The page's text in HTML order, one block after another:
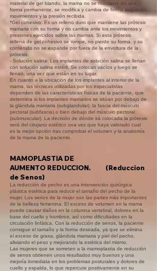
material de gel blando, la mama no se mantiene en una
forma permanente, se modifica y cambia de forma según los
movimientos y la presión recibida.
*Gel cohesivo: Es un relleno duro que mantiene las prótesis
mamaria con su forma y no cambia ante los movimientos y
presiones ejercidos sobre las mamas. Si esta prótesis
rellena de gel cohesivo se rompe, no pierde su forma, y su
contenido no se expande por fuera de la envoltura de la
prótesis.
- Solución salina: Los implantes de solución salina se llenan
con solución salina estéril. Se colocan vacíos y luego se
llenan, una vez que están en su lugar.
En cuanto a la ubicación de los implantes al interior de la
mama, las técnicas utilizadas por los especialistas
dependen de las características físicas de la paciente, que
determina si los implantes mamarios se sitúan por debajo de
la glándula mamaria (subglandular), la fascia del músculo
pectoral (subfascia) o bien debajo del músculo pectoral
(submuscular). La decisión de dónde irá colocada la prótesis
será del cirujano estético una vez que haya valorado cual
es la mejor opción tras comprobar el volumen y la anatomía
de la mama de la paciente.
MAMOPLASTIA DE
AUMENTO REDUCCION. (Reduccion
de Senos)
La reducción de pecho es una intervención quirúrgica
plástica estética para reducir el tamaño del pecho de la
mujer. Los senos de la mujer son las partes más importantes
de la belleza femenina. El exceso de volumen en la mama
puede causar daños en la columna vertebral, dolores en la
base del cuello y hombros, así como dificultades en la
circulación linfática. Con la reducción de senos, la paciente
consigue el tamaño y la forma deseada, ya que se elimina
el exceso de grasa, glándula mamaria y piel del pecho,
aliviando el peso y mejorando la estética del mismo.
Las mujeres que se someten a la mamoplastia de reducción
de senos obtienen unos resultados muy buenos y una
mejoría inmediata en los problemas posturales y dolores de
cuello y espalda, lo que repercute positivamente en su